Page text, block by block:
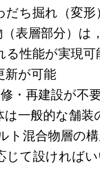
ち掘れ（変形
表層部分）は
性能が実現可
新が可能
・再建設が不
一般的な舗装
ト混合物層の
じて設ければ